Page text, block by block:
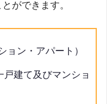
ができます。
ン・アパート）
建て及びマンショ